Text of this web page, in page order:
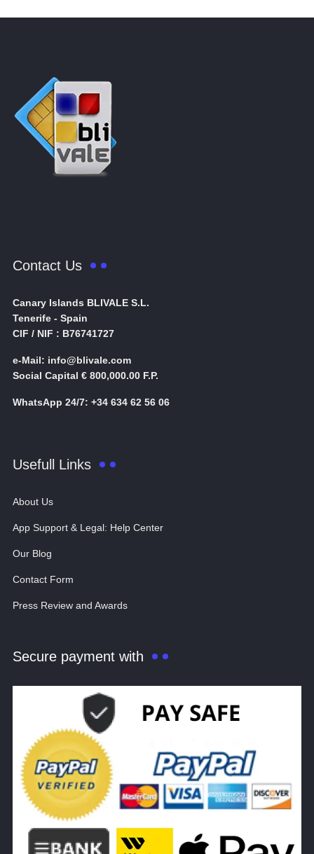
Contact Us
Canary Islands BLIVALE S.L.
Tenerife - Spain
CIF / NIF : B76741727
e-Mail: info@blivale.com
Social Capital € 800,000.00 F.P.
WhatsApp 24/7: +34 634 62 56 06
Usefull Links
About Us
App Support & Legal: Help Center
Our Blog
Contact Form
Press Review and Awards
Secure payment with